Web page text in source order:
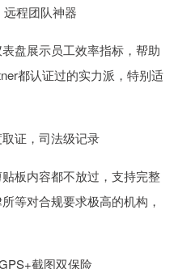
程团队神器
盘展示员工效率指标，帮助
都认证过的实力派，特别适
证，司法级记录
板内容都不放过，支持完整
等对合规要求极高的机构，
截图双保险